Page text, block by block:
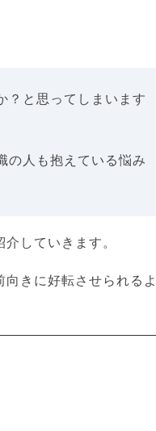
？と思ってしまいます
の人も抱えている悩み
していきます。
きに好転させられるよ